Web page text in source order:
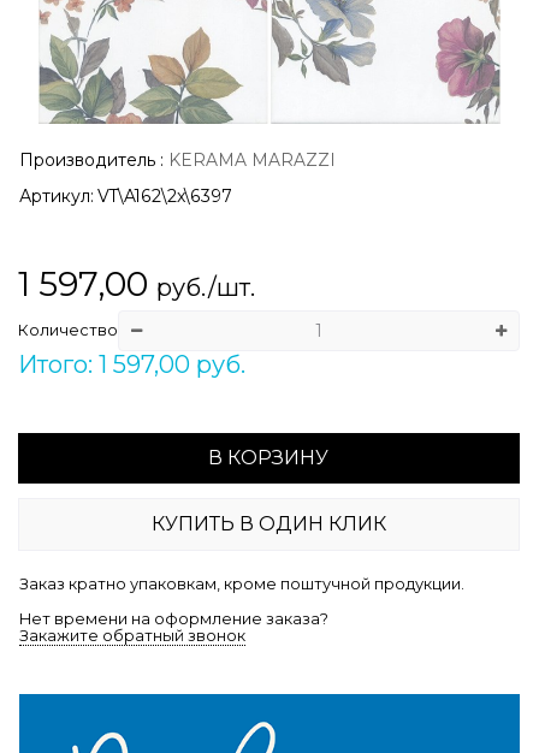
Производитель : KERAMA MARAZZI
Артикул: VT\A162\2x\6397
1 597,00 руб./шт.
Количество
Итого: 1 597,00 руб.
В КОРЗИНУ
КУПИТЬ В ОДИН КЛИК
Заказ кратно упаковкам, кроме поштучной продукции.
Нет времени на оформление заказа?
Закажите обратный звонок